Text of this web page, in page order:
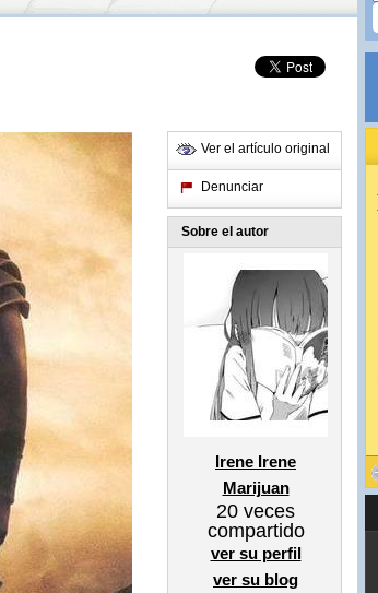
Ver el artículo original
Denunciar
Sobre el autor
Irene Irene
Marijuan
20 veces
compartido
ver su perfil
ver su blog